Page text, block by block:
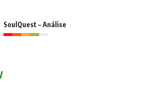
SoulQuest – Análise